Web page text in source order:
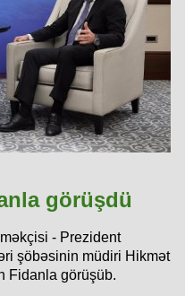
görüşdü
- Prezident
şöbəsinin müdiri Hikmət
Fidanla görüşüb.